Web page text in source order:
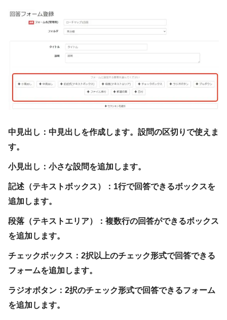
中見出し：中見出しを作成します。設問の区切りで使えま
す。
小見出し：小さな設問を追加します。
記述（テキストボックス）：1行で回答できるボックスを
追加します。
段落（テキストエリア）：複数行の回答ができるボックス
を追加します。
チェックボックス：2択以上のチェック形式で回答できる
フォームを追加します。
ラジオボタン：2択のチェック形式で回答できるフォーム
を追加します。